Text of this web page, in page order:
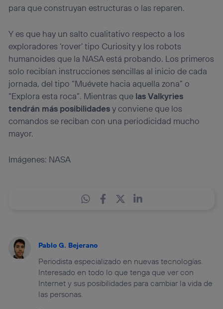
para que construyan estructuras o las reparen.
Y es que hay un salto cualitativo respecto a los
exploradores ‘rover’ tipo Curiosity y los robots
humanoides que la NASA está probando. Los primeros
solo recibían instrucciones sencillas al inicio de cada
jornada, del tipo “Muévete hacia aquella zona” o
“Explora esta roca”. Mientras que las Valkyries
tendrán más posibilidadesy conviene que los
comandos se reciban con una periodicidad mucho
mayor.
Imágenes: NASA
Pablo G. Bejerano
Periodista especializado en nuevas tecnologías.
Interesado en todo lo que tenga que ver con
Internet y sus posibilidades para cambiar la vida de
las personas.